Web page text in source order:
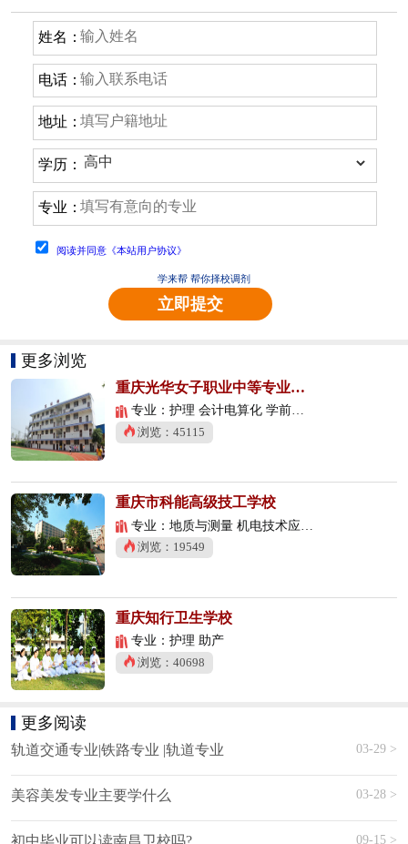
姓名：
电话：
地址：
学历：
专业：
阅读并同意《本站用户协议》
学来帮 帮你择校调剂
立即提交
更多浏览
重庆光华女子职业中等专业学校
专业：护理 会计电算化 学前教育
浏览：45115
重庆市科能高级技工学校
专业：地质与测量 机电技术应用 数控技术应用
浏览：19549
重庆知行卫生学校
专业：护理 助产
浏览：40698
更多阅读
轨道交通专业|铁路专业 |轨道专业 03-29 >
美容美发专业主要学什么 03-28 >
初中毕业可以读南昌卫校吗? 09-15 >